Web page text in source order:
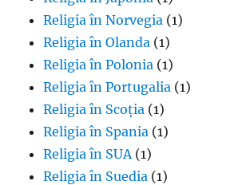
Religia în Norvegia (1)
Religia în Olanda (1)
Religia în Polonia (1)
Religia în Portugalia (1)
Religia în Scoția (1)
Religia în Spania (1)
Religia în SUA (1)
Religia în Suedia (1)